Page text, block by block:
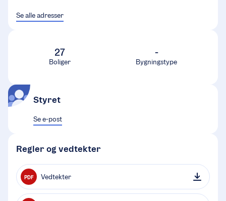
Se alle adresser
27
Boliger
-
Bygningstype
Styret
Se e-post
Regler og vedtekter
PDF Vedtekter